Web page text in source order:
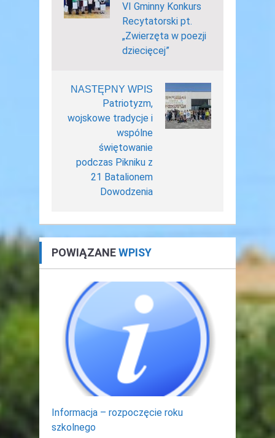
VI Gminny Konkurs
Recytatorski pt.
„Zwierzęta w poezji
dziecięcej”
NASTĘPNY WPIS
Patriotyzm,
wojskowe tradycje i
wspólne
świętowanie
podczas Pikniku z
21 Batalionem
Dowodzenia
POWIĄZANEWPISY
Informacja – rozpoczęcie roku
szkolnego